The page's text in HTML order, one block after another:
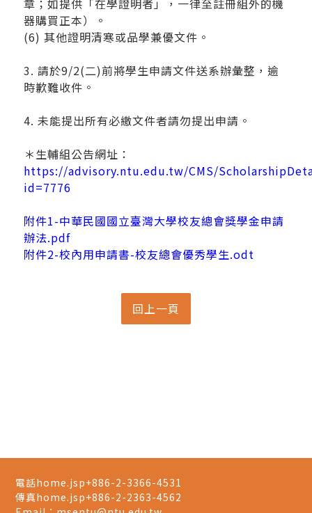
章；如提供「在學證明者」，一律至註冊組外的機
器購買正本）。
(6) 其他證明清寒或品學兼優文件。
3. 請於9/2(二)前將學生申請文件送系辦彙整，逾
時歉難收件。
4. 未能提出所有必繳文件者請勿提出申請。
＊生輔組公告網址：
https://advisory.ntu.edu.tw/CMS/
id=7776
附件1-中華民國國立臺灣大學校友總會獎學金申請
辦法.pdf
附件2-校內用申請書-校友總會優秀學生.odt
電話home.jsp+886-2-3366-4531
傳真home.jsp+886-2-2363-4562